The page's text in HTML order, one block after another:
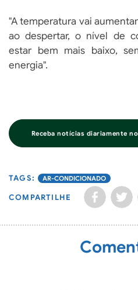
"A temperatura vai
ao despertar, o nível de
estar bem mais baixo,
energia".
Receba notícias diariamente
AR-CONDICIONADO
COMPARTILHE